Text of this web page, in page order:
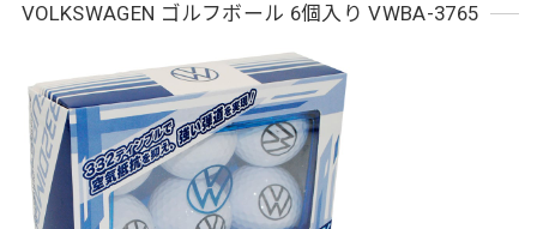
VOLKSWAGEN ゴルフボール 6個入り VWBA-3765